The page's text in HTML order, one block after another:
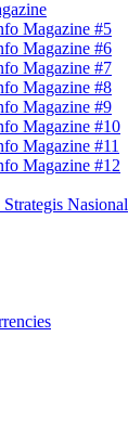
Magazine #5
Magazine #6
Magazine #7
Magazine #8
Magazine #9
Magazine #10
Magazine #11
Magazine #12
Nasional